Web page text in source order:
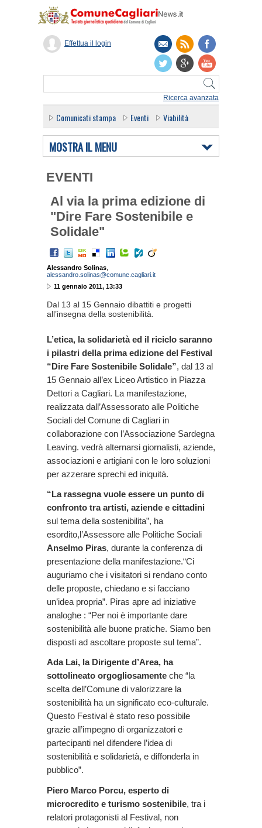
Ricerca avanzata
Effettua il login
Comunicati stampa Eventi Viabilità
MOSTRA IL MENU
EVENTI
Al via la prima edizione di
"Dire Fare Sostenibile e
Solidale"
Alessandro Solinas
alessandro.solinas@comune.cagliari.it
11 gennaio 2011, 13:33
Dal 13 al 15 Gennaio dibattiti e progetti
all’insegna della sostenibilità.
L’etica, la solidarietà ed il riciclo saranno
i pilastri della prima edizione del Festival
“Dire Fare Sostenibile Solidale”, dal 13 al
15 Gennaio all’ex Liceo Artistico in Piazza
Dettori a Cagliari. La manifestazione,
realizzata dall’Assessorato alle Politiche
Sociali del Comune di Cagliari in
collaborazione con l’Associazione Sardegna
Leaving. vedrà alternarsi giornalisti, aziende,
associazioni e artigiani con le loro soluzioni
per azzerare sprechi ed iniquità.
“La rassegna vuole essere un punto di
confronto tra artisti, aziende e cittadini
sul tema della sostenibilita”, ha
esordito,l’Assessore alle Politiche Sociali
Anselmo Piras, durante la conferenza di
presentazione della manifestazione.“Ci
auguriamo che i visitatori si rendano conto
delle proposte, chiedano e si facciano
un’idea propria”. Piras apre ad iniziative
analoghe : “Per noi è importante dare
sostenibilità alle buone pratiche. Siamo ben
disposti ad ascoltare proposte sul tema”.
Ada Lai, la Dirigente d’Area, ha
sottolineato orgogliosamente che “la
scelta dell’Comune di valorizzare la
sostenibilità ha un significato eco-culturale.
Questo Festival è stato reso possibile
grazie all’impegno di organizzatori e
partecipanti nel difendere l’idea di
sostenibilità e solidarietà, e diffonderla in
pubblico”.
Piero Marco Porcu, esperto di
microcredito e turismo sostenibile, tra i
relatori protagonisti al Festival, non